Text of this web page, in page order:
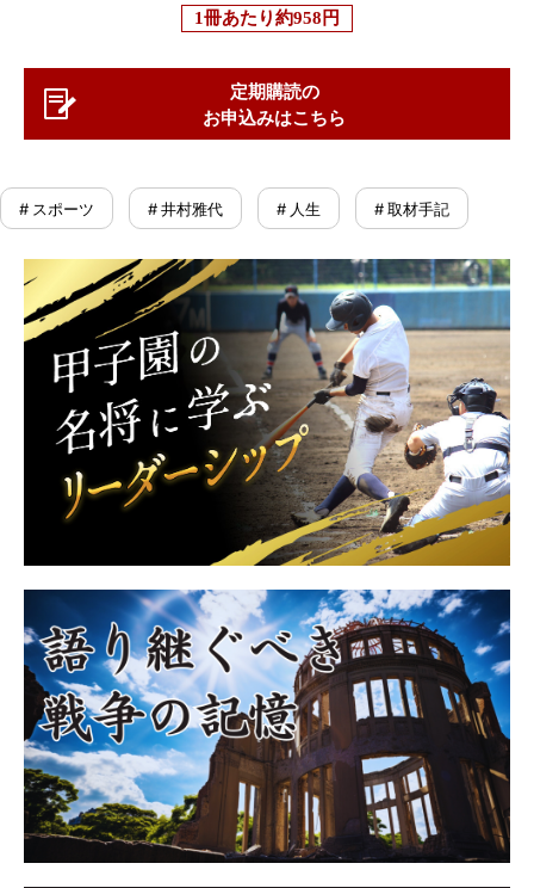
1冊あたり約958円
定期購読の
お申込みはこちら
# スポーツ # 井村雅代 # 人生 # 取材手記